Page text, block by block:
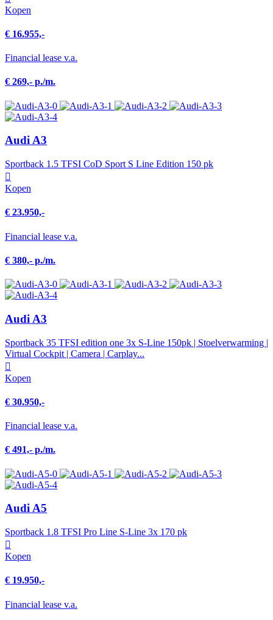
Kopen
€ 16.955,-
Financial lease v.a.
€ 269,- p./m.
Audi A3
Sportback 1.5 TFSI CoD Sport S Line Edition 150 pk
Kopen
€ 23.950,-
Financial lease v.a.
€ 380,- p./m.
Audi A3
Sportback 35 TFSI edition one 3x S-Line 150pk | Stoelverwarming |
Virtual Cockpit | Camera | Carplay...
Kopen
€ 30.950,-
Financial lease v.a.
€ 491,- p./m.
Audi A5
Sportback 1.8 TFSI Pro Line S-Line 3x 170 pk
Kopen
€ 19.950,-
Financial lease v.a.